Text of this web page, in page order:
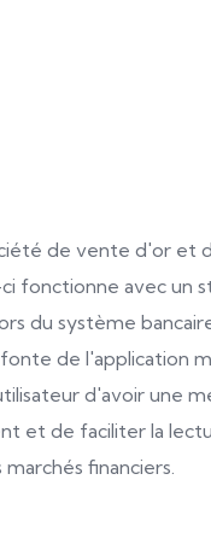
de vente d'or et
fonctionne avec un
du système
de l'application
d'avoir une
et de faciliter la
financiers.